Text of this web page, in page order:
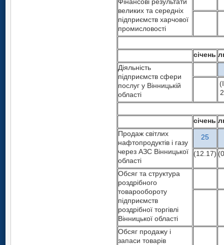
великих та середніх
підприємств харчової
промисловості
січень
Діяльність
підприємств сфери
послуг у Вінницькій
області
січень
Продаж світлих
нафтопродуктів і газу
через АЗС Вінницької
області
25
(12.17)
Обсяг та структура
роздрібного
товарообороту
підприємств
роздрібної торгівлі
Вінницької області
Обсяг продажу і
запаси товарів